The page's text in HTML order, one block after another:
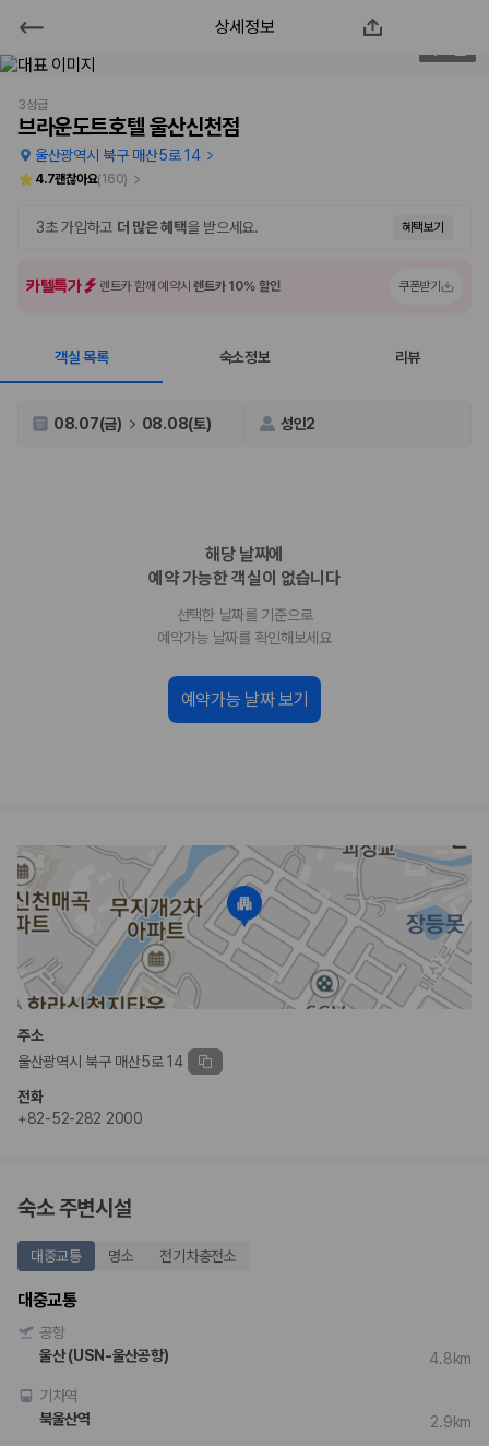
브라운도트호텔 울산신천점
2000만 이용고객이 선택한 제주 렌트카 가격비교 플랫폼
제주렌트카 가격비교는 카모아에서 한 번에
제주도 렌트카는 업체마다 차량 가격, 보험 조건, 면책금, 보상 한도, 인수
장소, 취소 규정이 다릅니다. 카모아는 여러 제주 렌트카 업체의 조건을 한
경차, 소형, 준중형, 중형, SUV, 승합차 등 여행
인원에 맞는 차종별 가격을 비교합니다.
제주공항 인수 조건 비교: 셔틀 이동, 인수 위치, 반납 편의성을 함께
비교 후 원하는 차량을 바로 예약할 수 있습니다.
제주렌트카 실시간 가격비교 바로가기
제주렌트카 최저가는 차량 기본요금만으로 판단하기 어렵습니다. 보험 포
함 여부, 면책금, 보상 한도, 옵션 비용, 취소 수수료를 함께 확인해야 실제
로 저렴한 차량을 고를 수 있습니다.
2. 보험 조건은 가격만큼 중요합니다
완전자차와 슈퍼자차는 업체별 보장 범위가 다를 수 있습니다. 카모아에서
는 제주 렌트카 가격과 함께 보험 조건을 비교해 여행 스타일에 맞는 보장
수준을 선택할 수 있습니다.
3. 제주공항 접근성과 셔틀 조건을 함께 확인하세요
제주 렌트카는 차량 인수 위치와 셔틀 편의성에 따라 실제 이용 만족도가
제주도 렌트카 차종별 가격비교
경차·소형차
혼자 또는 2인 여행에 적합하며 제주 렌트카 최저가를 찾는 사용자
가 가장 먼저 비교하는 차종입니다.
준중형·중형차
커플·친구 여행에서 많이 선택되며 가격과 승차감의 균형이 좋은 차
종입니다.
가족 여행, 짐이 많은 여행, 장거리 이동에 적합하며 보험 조건과 차
량 연식을 함께 비교하는 것이 좋습니다.
상세정보
3성급
브라운도트호텔 울산신천점
울산광역시 북구 매산5로 14
4.7괜찮아요(160)
3초 가입하고 더 많은 혜택을 받으세요. 혜택보기
카텔특가 렌트카 함께 예약시렌트카 10% 할인 쿠폰받기
객실 목록 숙소정보 리뷰
08.07(금) 08.08(토) 성인2
해당 날짜에
예약 가능한 객실이 없습니다
선택한 날짜를 기준으로
예약가능 날짜를 확인해보세요
예약가능 날짜 보기
주소
울산광역시 북구 매산5로 14
전화
+82-52-282 2000
숙소 주변시설
대중교통 명소 전기차충전소
대중교통
공항
울산 (USN-울산공항)
4.8km
기차역
북울산역
2.9km